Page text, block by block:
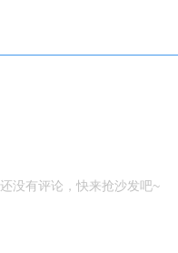
还没有评论，快来抢沙发吧~